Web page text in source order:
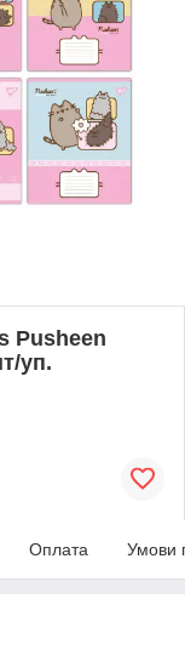
Pusheen
уп.
Оплата Умови